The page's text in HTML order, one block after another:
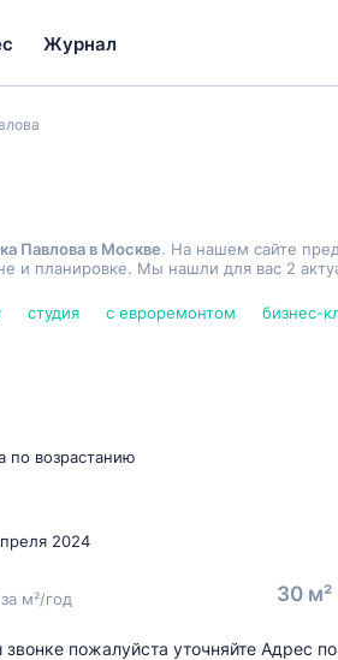
Журнал
Павлова в Москве. На нашем сайте
планировке. Мы нашли для вас 2
студия с евроремонтом бизнес-
по возрастанию
2024
м²/год 30 м²
пожалуйста уточняйте Адрес